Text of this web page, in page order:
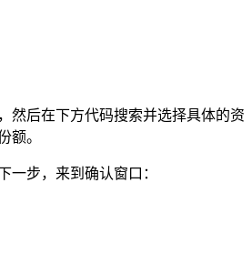
然后在下方代码搜索并选择具体的资
额。
一步，来到确认窗口：